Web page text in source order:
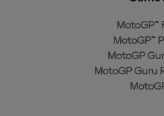
MotoGP™
MotoGP™
MotoGP
MotoGP Guru